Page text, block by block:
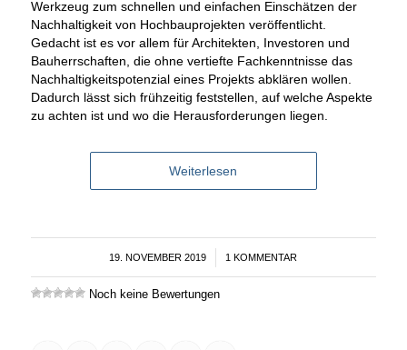
Werkzeug zum schnellen und einfachen Einschätzen der
Nachhaltigkeit von Hochbauprojekten veröffentlicht.
Gedacht ist es vor allem für Architekten, Investoren und
Bauherrschaften, die ohne vertiefte Fachkenntnisse das
Nachhaltigkeitspotenzial eines Projekts abklären wollen.
Dadurch lässt sich frühzeitig feststellen, auf welche Aspekte
zu achten ist und wo die Herausforderungen liegen.
Weiterlesen
19. NOVEMBER 2019
/ 1 KOMMENTAR
Noch keine Bewertungen